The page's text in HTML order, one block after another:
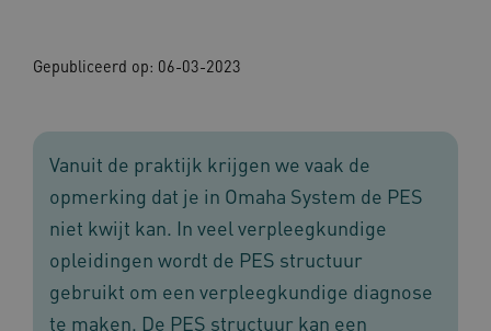
Gepubliceerd op: 06-03-2023
Vanuit de praktijk krijgen we vaak de
opmerking dat je in Omaha System de PES
niet kwijt kan. In veel verpleegkundige
opleidingen wordt de PES structuur
gebruikt om een verpleegkundige diagnose
te maken. De PES structuur kan een